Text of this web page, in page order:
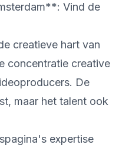
Vind de
creatieve hart van
concentratie creative
De
maar het talent ook
expertise